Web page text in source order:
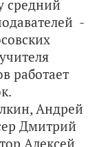
средний
-
работает
Андрей
Дмитрий
Алексей